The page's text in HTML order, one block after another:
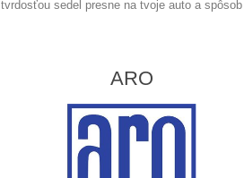
tvrdosťou sedel presne na tvoje auto a
ARO